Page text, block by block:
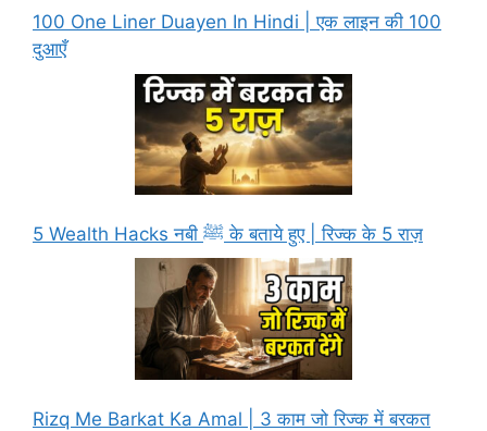
100 One Liner Duayen In Hindi | एक लाइन की 100
दुआएँ
5 Wealth Hacks नबी ﷺ के बताये हुए | रिज्क के 5 राज़
Rizq Me Barkat Ka Amal | 3 काम जो रिज्क में बरकत